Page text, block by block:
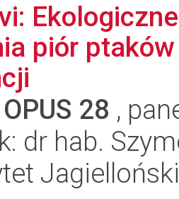
piór
OPUS 28 ,
dr hab.
Jagielloński